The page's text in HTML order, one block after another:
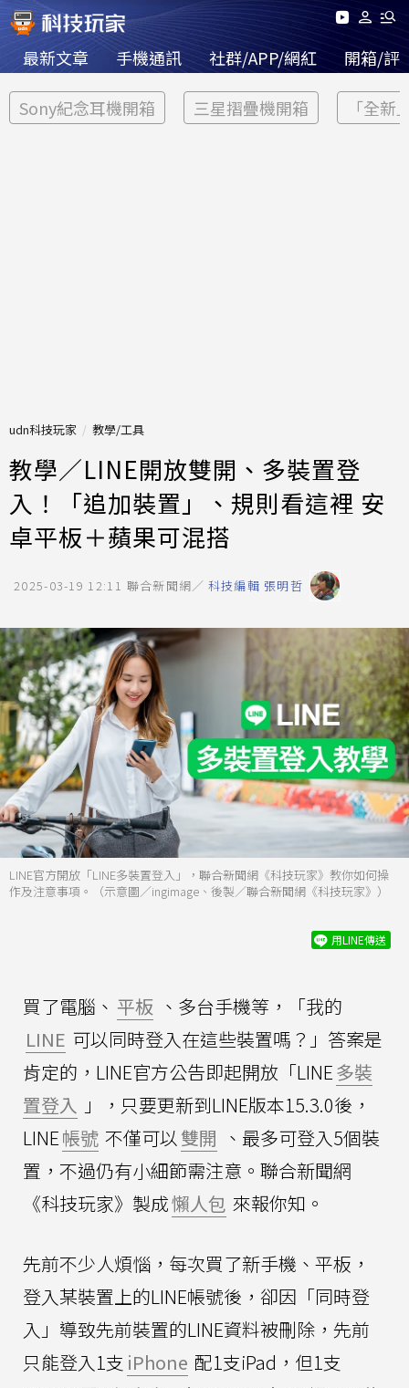
最新文章 手機通訊 社群/APP/網紅 開箱/評
Sony紀念耳機開箱 三星摺疊機開箱 「全新
udn科技玩家 教學/工具
教學／LINE開放雙開、多裝置登
入！「追加裝置」、規則看這裡 安
卓平板＋蘋果可混搭
2025-03-19 12:11 聯合新聞網／ 科技編輯 張明哲
LINE官方開放「LINE多裝置登入」，聯合新聞網《科技玩家》教你如何操
作及注意事項。（示意圖／ingimage、後製／聯合新聞網《科技玩家》）
用LINE傳送
買了電腦、 平板 、多台手機等，「我的
LINE 可以同時登入在這些裝置嗎？」答案是
肯定的，LINE官方公告即起開放「LINE多裝
置登入 」，只要更新到LINE版本15.3.0後，
LINE帳號 不僅可以雙開 、最多可登入5個裝
置，不過仍有小細節需注意。聯合新聞網
《科技玩家》製成懶人包 來報你知。
先前不少人煩惱，每次買了新手機、平板，
登入某裝置上的LINE帳號後，卻因「同時登
入」導致先前裝置的LINE資料被刪除，先前
只能登入1支 iPhone 配1支iPad，但1支